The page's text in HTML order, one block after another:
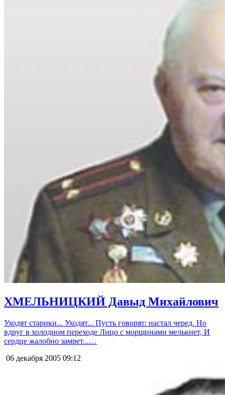
ХМЕЛЬНИЦКИЙ Давыд Михайлович
Уходят старики... Уходят... Пусть говорят: настал черед. Но
вдруг в холодном переходе Лицо с морщинами мелькнет, И
сердце жалобно замрет...…
06 декабря 2005 09:12